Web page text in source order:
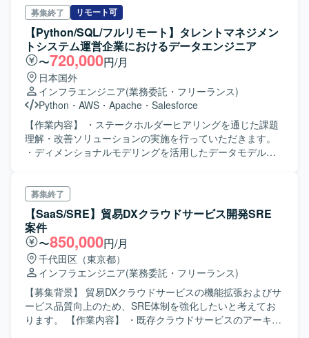
自動化を検討している環境です。
実装に深く関与できるポジションです。インフラ構築から
バックエンド実装まで幅広い領域を経験できるため、フル
スタック志向の技術力向上にもつながります。 【開発環
境】 言語/FW：Nest.js, TypeScript DB：PostgreSQL, Redis
メッセージング/IoT：MQTT（EMQX） クラウド/インフ
ラ：Google Cloud（GKE, Pub/Sub, Cloud Storage,
Dataflow, BigQuery等）, Terraform
行いながら、自動化シナリオの設計・実装・単体テスト・
結合テストなどを実施いただきます。 【求める人物像】 顧
客と円滑にコミュニケーションを取りながら、自走して
RPA開発を推進できる方を求めています。 業務内容を正し
く理解し、改善提案をしながら品質の高い自動化フローを
構築できる方を想定しています。 【ポジションの魅力】 製
造業の現場業務に密接に関わるRPA開発を通じて、業務効
率化や生産性向上に直接貢献することができます。 基本設
計からテストまで幅広い工程を担当できるため、RPAエン
ジニアとしてのスキルを一貫して伸ばせる環境です。 【開
発環境】 Power Automate Desktopを中心としたRPA開発環
募集終了 リモート可
【Python/SQL/フルリモート】タレントマネジメン
トシステム運営企業におけるデータエンジニア
〜720,000円/月
日本国外
インフラエンジニア(業務委託・フリーランス)
Python ・ AWS ・ Apache ・ Salesforce
【作業内容】 ・ステークホルダーヒアリングを通じた課題
理解・改善ソリューションの実施を行っていただきます。
・ディメンショナルモデリングを活用したデータモデル設
イン構築・実装を行っていただきます。 ・データパイプラ
インの運用監視・障害対応などの運用を行っていただきま
す。 ・技術的な提案・検証（メタデータ管理、データ品質
管理など）を行っていただきます。 【ポジションの魅力】
・データモデリングについて更なるスキルアップにつなげ
ていただける案件でございます。 【開発環境】 開発言語：
Python, SQL 等 開発/運用環境： Docker, VSCode, IntelliJ,
GitLab, GitLab CI, Claude Code, GitHub Copilot, JetBrains
AI Assistant データ基盤： Snowflake ワークフロー管理：
Amazon Managed Workflows for Apache Airflow (MWAA)​
募集終了
【SaaS/SRE】貿易DXクラウドサービス開発SRE
案件
〜850,000円/月
千代田区（東京都）
インフラエンジニア(業務委託・フリーランス)
【募集背景】 貿易DXクラウドサービスの機能拡張およびサ
ービス品質向上のため、SRE体制を強化したいと考えてお
ります。 【作業内容】 ・既存クラウドサービスのアーキテ